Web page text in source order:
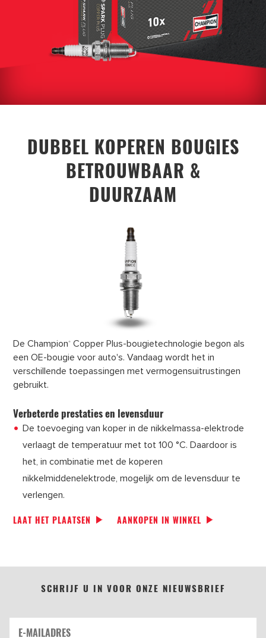
DUBBEL KOPEREN BOUGIES
BETROUWBAAR &
DUURZAAM
De Champion® Copper Plus-bougietechnologie begon als
een OE-bougie voor auto's. Vandaag wordt het in
verschillende toepassingen met vermogensuitrustingen
gebruikt.
Verbeterde prestaties en levensduur
De toevoeging van koper in de nikkelmassa-elektrode
verlaagt de temperatuur met tot 100 °C. Daardoor is
het, in combinatie met de koperen
nikkelmiddenelektrode, mogelijk om de levensduur te
verlengen.
LAAT HET PLAATSEN AANKOPEN IN WINKEL
SCHRIJF U IN VOOR ONZE NIEUWSBRIEF